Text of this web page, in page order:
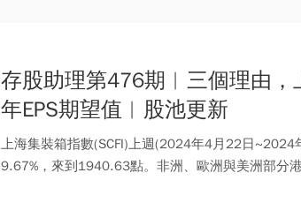
存股助理第476期︱三個理由
年EPS期望值︱股池更新
上海集裝箱指數(SCFI)上週(2024年4月22日~2024
9.67%，來到1940.63點。非洲、歐洲與美洲部分